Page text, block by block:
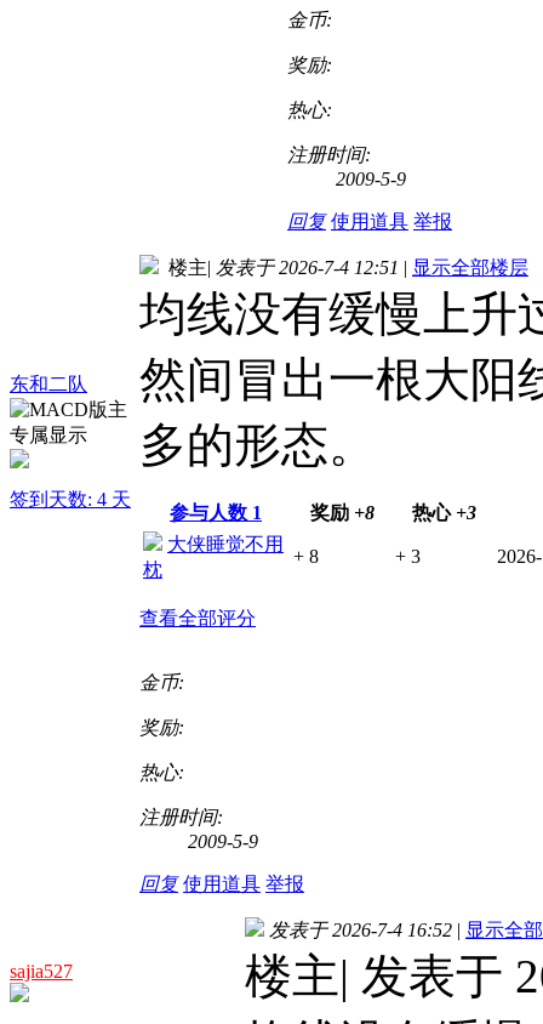
金币:
奖励:
热心:
注册时间:
2009-5-9
回复 使用道具 举报
东和二队
签到天数: 4 天
楼主| 发表于 2026-7-4 12:51 | 显示全部楼层
均线没有缓慢上升
然间冒出一根大阳
多的形态。
参与人数 1 奖励 +8 热心 +3
大侠睡觉不用
枕
+ 8 + 3
查看全部评分
金币:
奖励:
热心:
注册时间:
2009-5-9
回复 使用道具 举报
sajia527
发表于 2026-7-4 16:52 | 显示全
楼主| 发表于